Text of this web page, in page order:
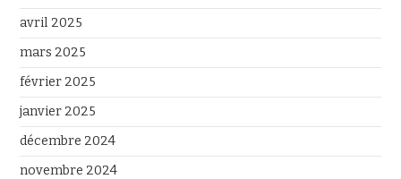
avril 2025
mars 2025
février 2025
janvier 2025
décembre 2024
novembre 2024